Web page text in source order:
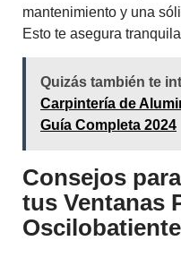
mantenimiento y una
Esto te asegura
Quizás también te
Carpintería de
Guía Completa 2024
Consejos
tus Ventanas